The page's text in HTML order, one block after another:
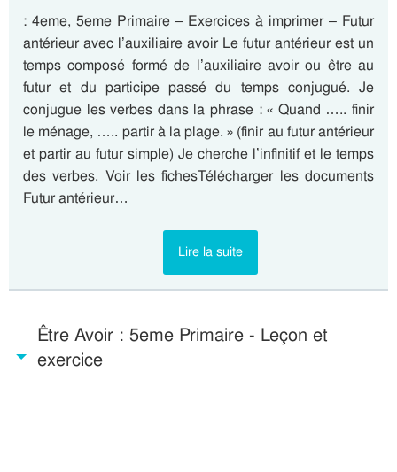
: 4eme, 5eme Primaire – Exercices à imprimer – Futur
antérieur avec l’auxiliaire avoir Le futur antérieur est un
temps composé formé de l’auxiliaire avoir ou être au
futur et du participe passé du temps conjugué. Je
conjugue les verbes dans la phrase : « Quand ….. finir
le ménage, ….. partir à la plage. » (finir au futur antérieur
et partir au futur simple) Je cherche l’infinitif et le temps
des verbes. Voir les fichesTélécharger les documents
Futur antérieur…
Lire la suite
Être Avoir : 5eme Primaire - Leçon et
exercice